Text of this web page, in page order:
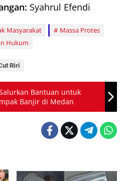
Syahrul Efendi
Masyarakat
Massa Protes
Hukum
Riri
Bantuan untuk
Banjir di Medan